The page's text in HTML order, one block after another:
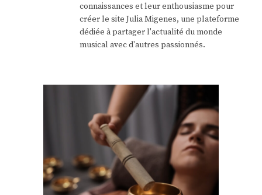
connaissances et leur enthousiasme pour
créer le site Julia Migenes, une plateforme
dédiée à partager l'actualité du monde
musical avec d'autres passionnés.